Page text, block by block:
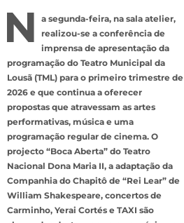
N
a segunda-feira, na sala atelier,
realizou-se a conferência de
imprensa de apresentação da
programação do Teatro Municipal da
Lousã (TML) para o primeiro trimestre de
2026 e que continua a oferecer
propostas que atravessam as artes
performativas, música e uma
programação regular de cinema. O
projecto “Boca Aberta” do Teatro
Nacional Dona Maria II, a adaptação da
Companhia do Chapitô de “Rei Lear” de
William Shakespeare, concertos de
Carminho, Yerai Cortés e TAXI são